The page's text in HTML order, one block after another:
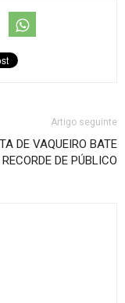
Artigo seguinte
DE VAQUEIRO BATE
RECORDE DE PÚBLICO